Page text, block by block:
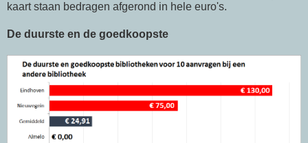
kaart staan bedragen afgerond in hele euro's.
De duurste en de goedkoopste